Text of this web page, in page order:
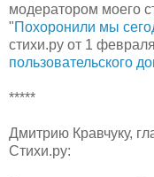
модератором моего
"Похоронили мы
стихи.ру от 1
пользовательского
*****
Дмитрию Кравчуку,
Стихи.ру: